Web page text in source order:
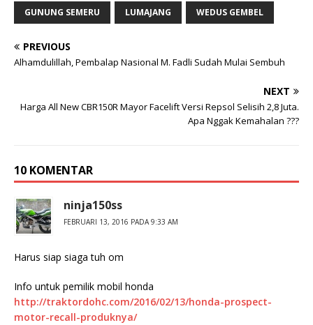
GUNUNG SEMERU LUMAJANG WEDUS GEMBEL
PREVIOUS
Alhamdulillah, Pembalap Nasional M. Fadli Sudah Mulai Sembuh
NEXT
Harga All New CBR150R Mayor Facelift Versi Repsol Selisih 2,8 Juta.
Apa Nggak Kemahalan ???
10 KOMENTAR
ninja150ss
FEBRUARI 13, 2016 PADA 9:33 AM
Harus siap siaga tuh om
Info untuk pemilik mobil honda
http://traktordohc.com/2016/02/13/honda-prospect-
motor-recall-produknya/